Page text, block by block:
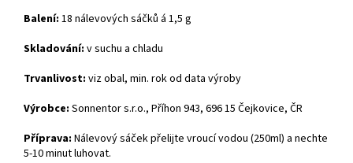
Balení: 18 nálevových sáčků á 1,5 g
Skladování: v suchu a chladu
Trvanlivost: viz obal, min. rok od data výroby
Výrobce: Sonnentor s.r.o., Příhon 943, 696 15 Čejkovice, ČR
Příprava: Nálevový sáček přelijte vroucí vodou (250ml) a nechte
5-10 minut luhovat.